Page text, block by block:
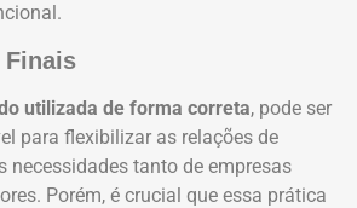
Finais
utilizada de forma correta, pode ser
para flexibilizar as relações de
necessidades tanto de empresas
Porém, é crucial que essa prática